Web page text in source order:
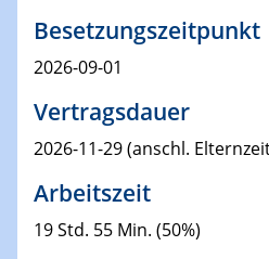
Besetzungszeitpunkt
2026-09-01
Vertragsdauer
2026-11-29 (anschl.
Arbeitszeit
19 Std. 55 Min. (50%)